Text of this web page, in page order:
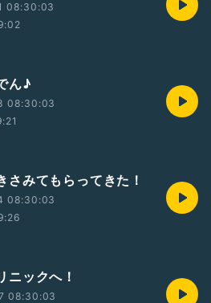
08:30:03
ん♪
08:30:03
さみてもらってきた！
08:30:03
ニックへ！
08:30:03